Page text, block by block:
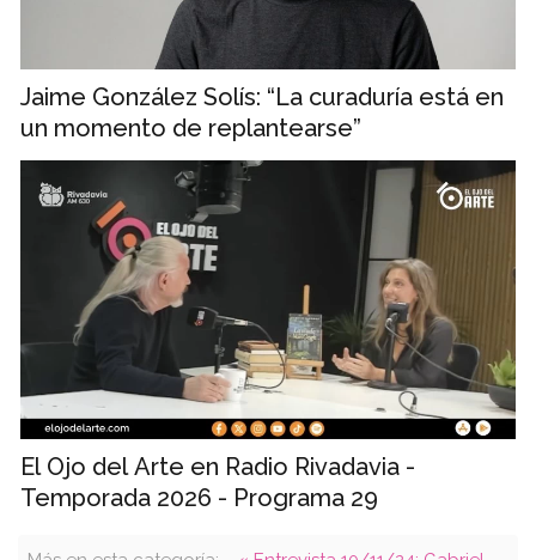
Jaime González Solís: “La curaduría está en
un momento de replantearse”
El Ojo del Arte en Radio Rivadavia -
Temporada 2026 - Programa 29